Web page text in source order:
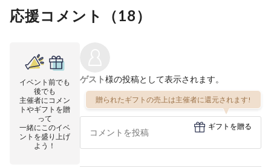
応援コメント（18）
イベント前でも
後でも
主催者にコメン
トやギフトを贈
って
一緒にこのイベ
ントを盛り上げ
よう！
ゲスト様の投稿として表示されます。
贈られたギフトの売上は主催者に還元されます!
ギフトを贈る